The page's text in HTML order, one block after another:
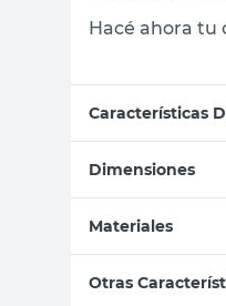
Hacé ahora tu
Características
Dimensiones
Materiales
Otras